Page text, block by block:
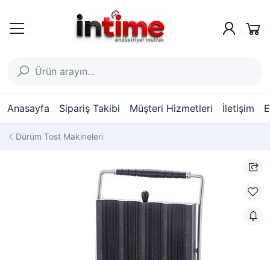
Anasayfa Sipariş Takibi Müşteri Hizmetleri İletişim
Dürüm Tost Makineleri